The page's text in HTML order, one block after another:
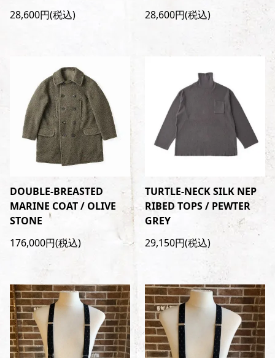
28,600円(税込)
28,600円(税込)
DOUBLE-BREASTED
MARINE COAT / OLIVE
STONE
176,000円(税込)
TURTLE-NECK SILK NEP
RIBED TOPS / PEWTER
GREY
29,150円(税込)